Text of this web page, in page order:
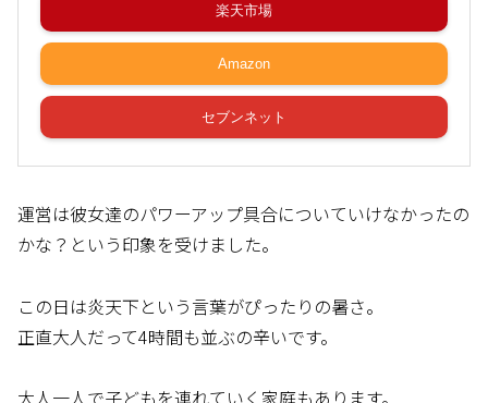
楽天市場
Amazon
セブンネット
運営は彼女達のパワーアップ具合についていけなかったの
かな？という印象を受けました。
この日は炎天下という言葉がぴったりの暑さ。
正直大人だって4時間も並ぶの辛いです。